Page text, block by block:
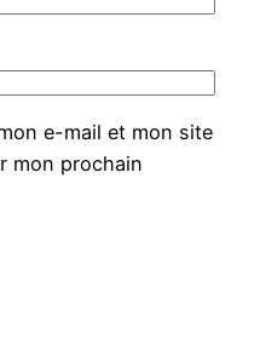
e-mail et mon site
mon prochain